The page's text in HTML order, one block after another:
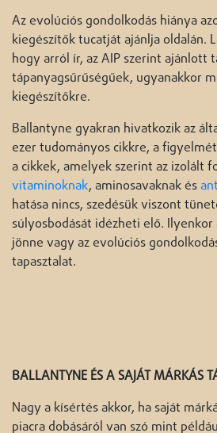
Az evolúciós gondolkodás hiánya
kiegészítők tucatját ajánlja oldalán.
hogy arról ír, az AIP szerint ajánlott
tápanyagsűrűségűek, ugyanakkor
kiegészítőkre.
Ballantyne gyakran hivatkozik az
ezer tudományos cikkre, a
a cikkek, amelyek szerint az izolált
vitaminoknak, aminosavaknak és
hatása nincs, szedésük viszont
súlyosbodását idézheti elő. Ilyenkor
jönne vagy az evolúciós
tapasztalat.
BALLANTYNE ÉS A SAJÁT MÁRKÁS
Nagy a kísértés akkor, ha saját
piacra dobásáról van szó mint